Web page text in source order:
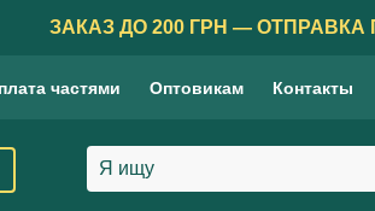
ЗАКАЗ ДО 200 ГРН —
частями Оптовикам Контакты